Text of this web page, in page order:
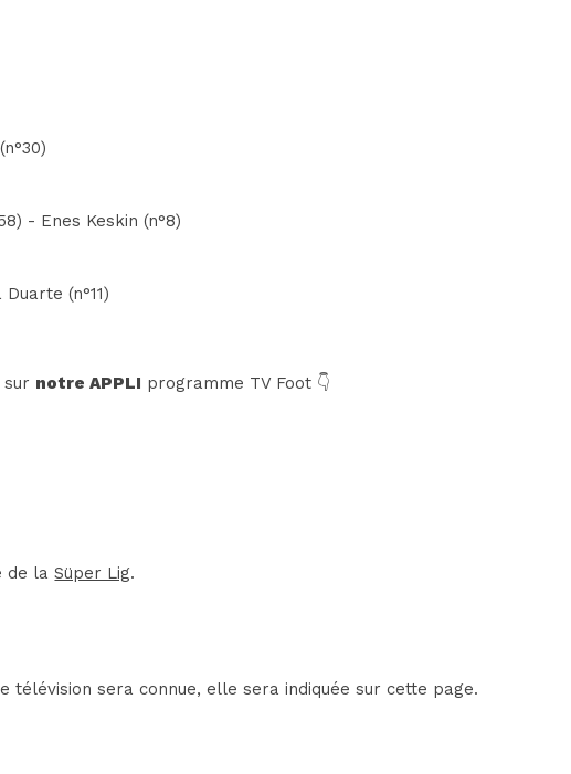
- Enes Keskin (n°8)
(n°11)
notre APPLI programme TV Foot 👇
de laSüper Lig.
télévision sera connue, elle sera indiquée sur cette page.